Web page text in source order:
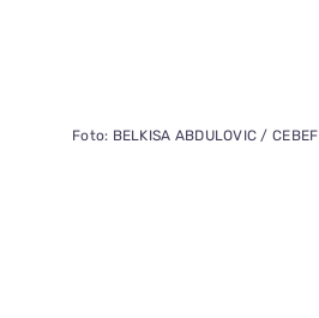
Foto: BELKISA ABDULOVIC / CEBEF